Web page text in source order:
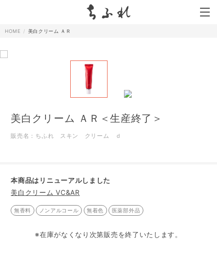
HOME 美白クリーム ＡＲ
美白クリーム ＡＲ＜生産終了＞
販売名：ちふれ スキン クリーム ｄ
本商品はリニューアルしました
美白クリーム VC&AR
無香料 ノンアルコール 無着色 医薬部外品
※在庫がなくなり次第販売を終了いたします。